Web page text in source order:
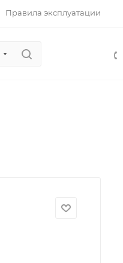
Правила эксплуатации